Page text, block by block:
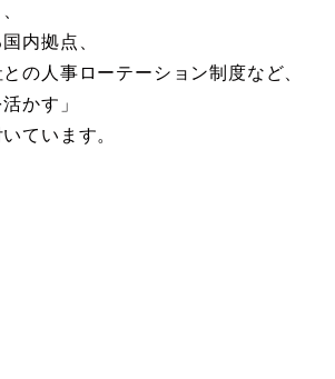
内拠点、
の人事ローテーション制度など、
かす」
ています。